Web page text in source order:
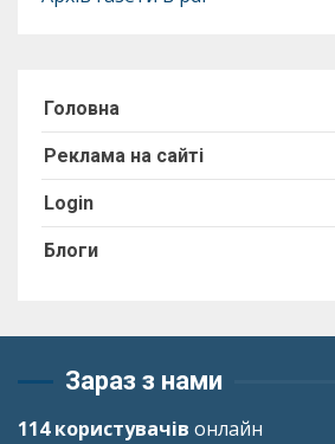
Головна
Реклама на сайті
Login
Блоги
Зараз з нами
114 користувачів онлайн